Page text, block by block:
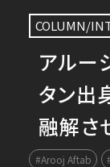
【重要
のお報
COLUMN/
アルー
タン出
融解さ
#Arooj Aftab
NEWS
【FOR
ー、ル
英・
ス！
COLUMN/
再来日
新作『